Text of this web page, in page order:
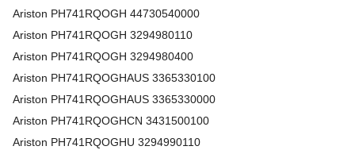
Ariston PH741RQOGH 44730540000
Ariston PH741RQOGH 3294980110
Ariston PH741RQOGH 3294980400
Ariston PH741RQOGHAUS 3365330100
Ariston PH741RQOGHAUS 3365330000
Ariston PH741RQOGHCN 3431500100
Ariston PH741RQOGHU 3294990110